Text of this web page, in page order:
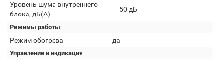
Уровень шума внутреннего
блока, дБ(А)
50 дБ
Режимы работы
Режим обогрева да
Управление и индикация